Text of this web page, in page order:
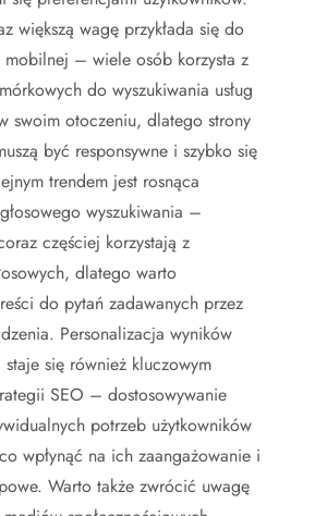
większą wagę przykłada się do
– wiele osób korzysta z
do wyszukiwania usług
swoim otoczeniu, dlatego strony
być responsywne i szybko się
trendem jest rosnąca
wyszukiwania –
częściej korzystają z
dlatego warto
do pytań zadawanych przez
Personalizacja wyników
staje się również kluczowym
SEO – dostosowywanie
potrzeb użytkowników
wpłynąć na ich zaangażowanie i
Warto także zwrócić uwagę